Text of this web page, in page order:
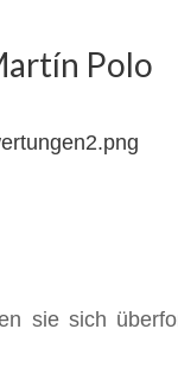
Polo
sie sich